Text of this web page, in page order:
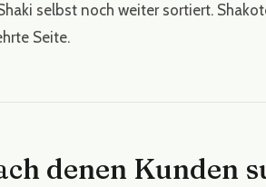
selbst noch weiter sortiert.
Seite.
denen Kunden